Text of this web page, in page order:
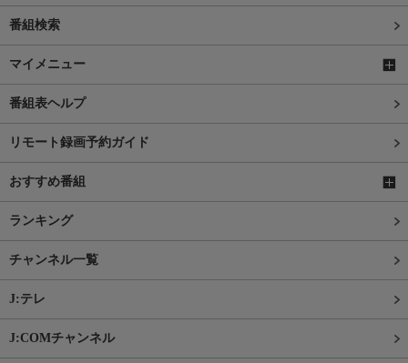
番組検索
マイメニュー
番組表ヘルプ
リモート録画予約ガイド
おすすめ番組
ランキング
チャンネル一覧
J:テレ
J:COMチャンネル